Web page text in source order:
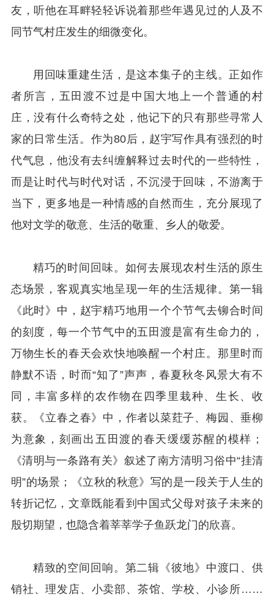
友，听他在耳畔轻轻诉说着那些年遇见过的人及不
同节气村庄发生的细微变化。
用回味重建生活，是这本集子的主线。正如作
者所言，五田渡不过是中国大地上一个普通的村
庄，没有什么奇特之处，他记下的只有那些寻常人
家的日常生活。作为80后，赵宇写作具有强烈的时
代气息，他没有去纠缠解释过去时代的一些特性，
而是让时代与时代对话，不沉浸于回味，不游离于
当下，更多地是一种情感的自然而生，充分展现了
他对文学的敬意、生活的敬重、乡人的敬爱。
精巧的时间回味。如何去展现农村生活的原生
态场景，客观真实地呈现一年的生活规律。第一辑
《此时》中，赵宇精巧地用一个个节气去铆合时间
的刻度，每一个节气中的五田渡是富有生命力的，
万物生长的春天会欢快地唤醒一个村庄。那里时而
静默不语，时而“知了”声声，春夏秋冬风景大有不
同，丰富多样的农作物在四季里栽种、生长、收
获。《立春之春》中，作者以菜荭子、梅园、垂柳
为意象，刻画出五田渡的春天缓缓苏醒的模样；
《清明与一条路有关》叙述了南方清明习俗中“挂清
明”的场景；《立秋的秋意》写的是一段关于人生的
转折记忆，文章既能看到中国式父母对孩子未来的
殷切期望，也隐含着莘莘学子鱼跃龙门的欣喜。
精致的空间回响。第二辑《彼地》中渡口、供
销社、理发店、小卖部、茶馆、学校、小诊所……